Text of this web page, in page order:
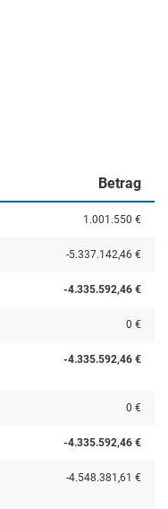
Betrag
1.001.550 €
-5.337.142,46 €
-4.335.592,46 €
0 €
-4.335.592,46 €
0 €
-4.335.592,46 €
-4.548.381,61 €